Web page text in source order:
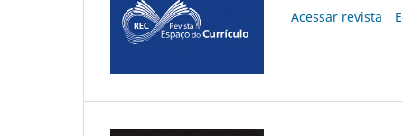
Acessar revista